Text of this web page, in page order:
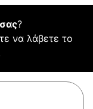
?
να λάβετε το